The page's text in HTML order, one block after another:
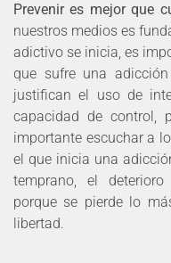
Prevenir es mejor que
nuestros medios es
adictivo se inicia, es
que sufre una
justifican el uso de
capacidad de control,
importante escuchar a
el que inicia una
temprano, el
porque se pierde lo
libertad.